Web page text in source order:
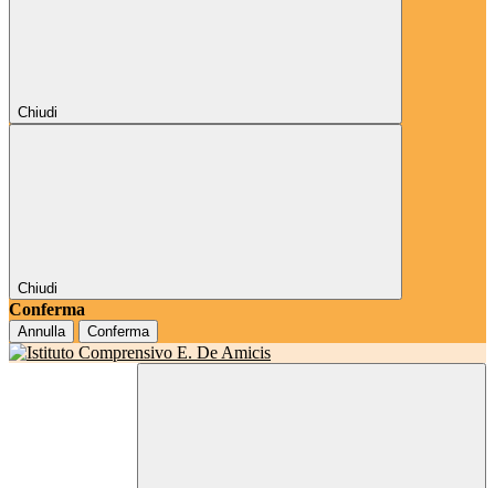
Chiudi
Chiudi
Conferma
Annulla Conferma